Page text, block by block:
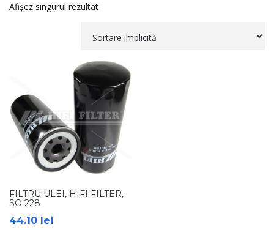
Afișez singurul rezultat
FILTRU ULEI, HIFI FILTER,
SO 228
44.10 lei